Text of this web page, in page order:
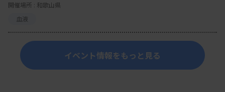
開催場所 : 和歌山県
血液
イベント情報をもっと見る